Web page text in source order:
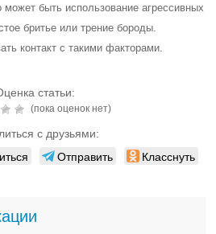
быть использование агрессивных
бритье или трение бороды.
контакт с такими факторами.
статьи:
(пока оценок нет)
с друзьями:
Отправить Класснуть